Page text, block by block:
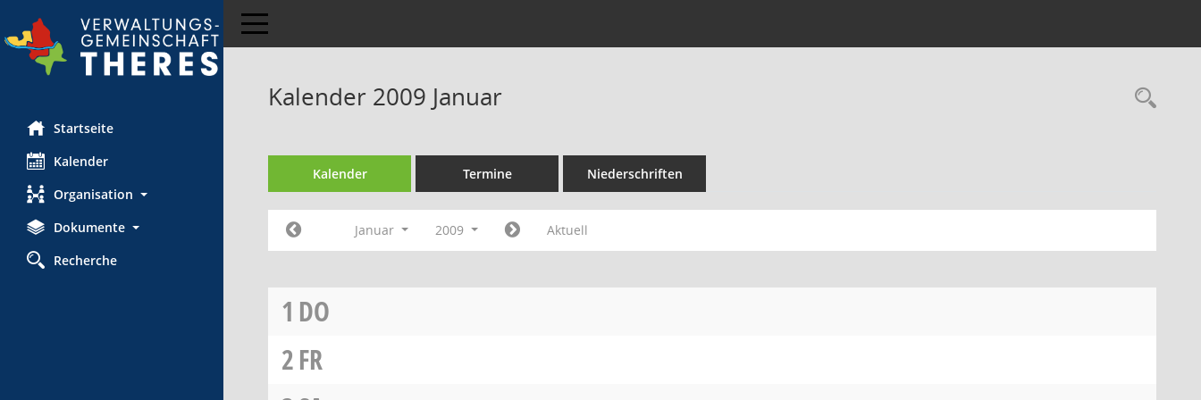
Startseite
Kalender
Organisation
Dokumente
Recherche
Toggle navigation
Kalender 2009 Januar
Kalender Termine Niederschriften
Januar 2009 Aktuell
1 DO
2FR